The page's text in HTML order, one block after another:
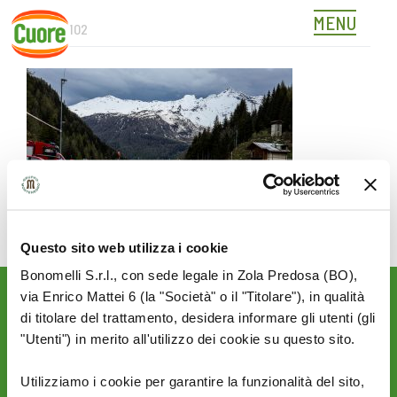
Questo sito web utilizza i cookie
Bonomelli S.r.l., con sede legale in Zola Predosa (BO),
via Enrico Mattei 6 (la "Società" o il "Titolare"), in qualità
di titolare del trattamento, desidera informare gli utenti (gli
"Utenti") in merito all'utilizzo dei cookie su questo sito.
Utilizziamo i cookie per garantire la funzionalità del sito,
Skip
content
MENU
2AGPR0102
Rimani aggiornato sulle
novità del mondo Cuore: